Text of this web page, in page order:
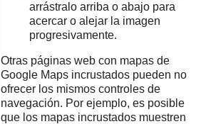
arrástralo arriba o abajo para
acercar o alejar la imagen
progresivamente.
Otras páginas web con mapas de
Google Maps incrustados pueden no
ofrecer los mismos controles de
navegación. Por ejemplo, es posible
que los mapas incrustados muestren